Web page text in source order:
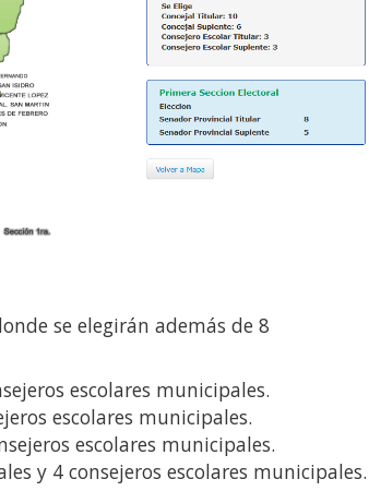
se elegirán además de 8
escolares municipales.
escolares municipales.
escolares municipales.
y 4 consejeros escolares municipales.